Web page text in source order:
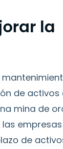
la
de
mina de
de